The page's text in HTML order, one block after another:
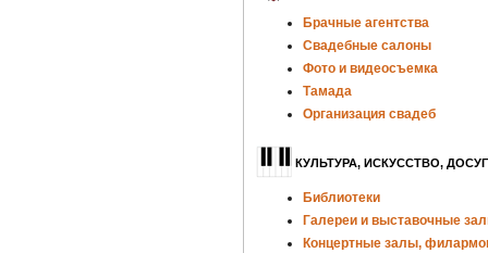
Брачные агентства
Свадебные салоны
Фото и видеосъемка
Тамада
Организация свадеб
КУЛЬТУРА, ИСКУССТВО, ДОСУГ
Библиотеки
Галереи и выставочные
Концертные залы,